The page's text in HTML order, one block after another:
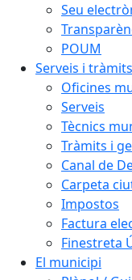
Seu
POUM
Serveis i tràmits
Oficines
Serveis
Tècnics
Tràmits i
Canal de
Carpeta
Impostos
Factura
Finestreta
El municipi